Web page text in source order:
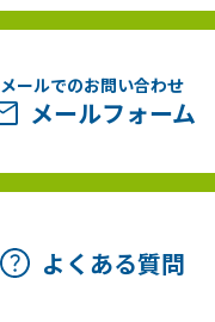
メールでのお問い合わせ
メールフォーム
よくある質問